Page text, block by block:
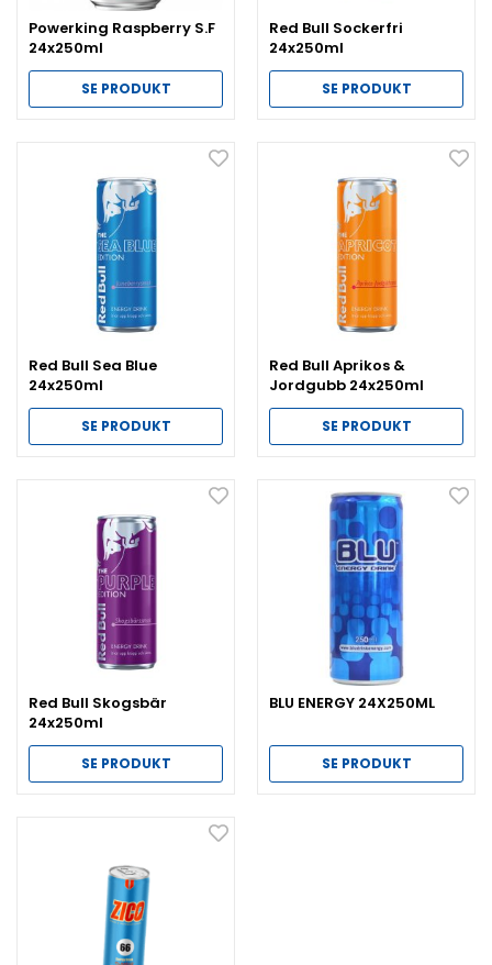
Powerking Raspberry S.F
24x250ml
SE PRODUKT
Red Bull Sockerfri
24x250ml
SE PRODUKT
Red Bull Sea Blue
24x250ml
SE PRODUKT
Red Bull Aprikos &
Jordgubb 24x250ml
SE PRODUKT
Red Bull Skogsbär
24x250ml
SE PRODUKT
BLU ENERGY 24X250ML
SE PRODUKT